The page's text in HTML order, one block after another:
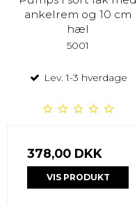
ankelrem og 10 cm
hæl
5001
Lev. 1-3 hverdage
378,00 DKK
VIS PRODUKT